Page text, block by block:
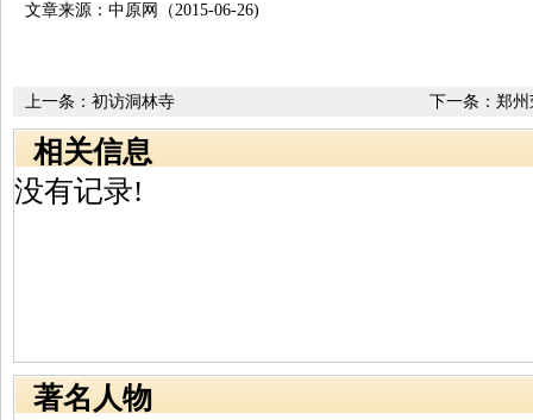
文章来源：中原网（2015-06-26)
下一条： 郑州
上一条： 初访洞林寺
相关信息
没有记录!
著名人物